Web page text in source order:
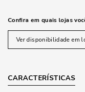
Confira em quais lojas
Ver disponibilidade em
CARACTERÍSTICAS